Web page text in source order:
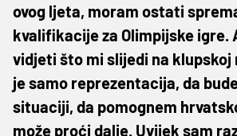
ovog ljeta, moram ostati
kvalifikacije za Olimpijske igre.
vidjeti što mi slijedi na klupskoj
je samo reprezentacija, da
situaciji, da pomognem
može proći dalje. Uvijek sam